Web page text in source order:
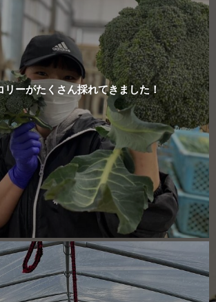
リーがたくさん採れてきました！